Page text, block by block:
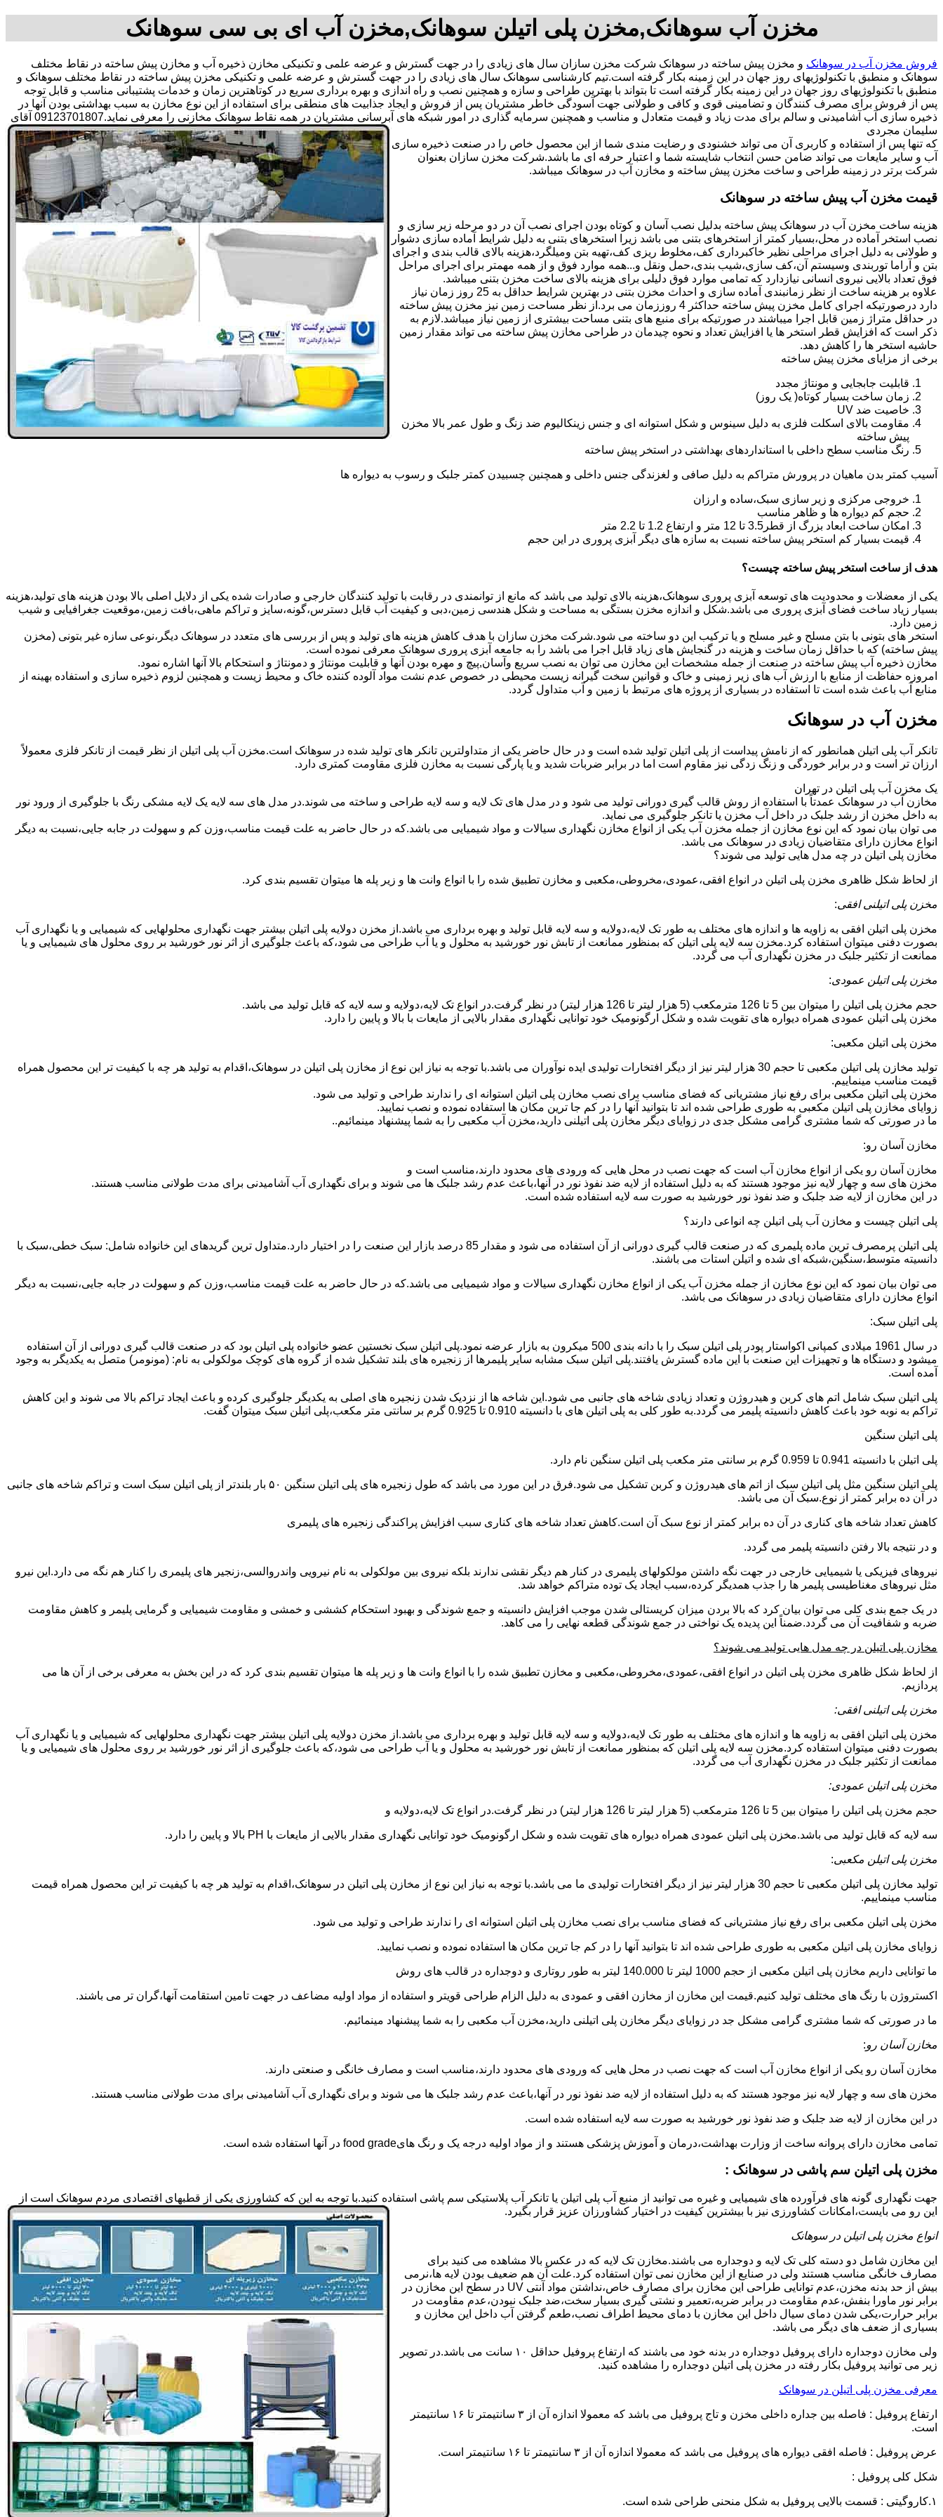
مخزن آب سوهانک,مخزن پلی اتیلن سوهانک,مخزن آب ای بی سی سوهانک
فروش مخزن آب در سوهانک و مخزن پیش ساخته در سوهانک شرکت مخزن سازان سال های زیادی را در جهت گسترش و عرضه علمی و تکنیکی مخازن ذخیره آب و مخازن پیش ساخته در نقاط مختلف
سوهانک و منطبق با تکنولوژیهای روز جهان در این زمینه بکار گرفته است.تیم کارشناسی سوهانک سال های زیادی را در جهت گسترش و عرضه علمی و تکنیکی مخزن پیش ساخته در نقاط مختلف سوهانک و
منطبق با تکنولوژیهای روز جهان در این زمینه بکار گرفته است تا بتواند با بهترین طراحی و سازه و همچنین نصب و راه اندازی و بهره برداری سریع در کوتاهترین زمان و خدمات پشتیبانی مناسب و قابل توجه
پس از فروش برای مصرف کنندگان و تضامینی قوی و کافی و طولانی جهت آسودگی خاطر مشتریان پس از فروش و ایجاد جذابیت های منطقی برای استفاده از این نوع مخازن به سبب بهداشتی بودن آنها در
ذخیره سازی آب آشامیدنی و سالم برای مدت زیاد و قیمت متعادل و مناسب و همچنین سرمایه گذاری در امور شبکه های آبرسانی مشتریان در همه نقاط سوهانک مخازنی را معرفی نماید.09123701807 آقای
سلیمان مجردی
که تنها پس از استفاده و کاربری آن می تواند خشنودی و رضایت مندی شما از این محصول خاص را در صنعت ذخیره سازی
آب و سایر مایعات می تواند ضامن حسن انتخاب شایسته شما و اعتبار حرفه ای ما باشد.شرکت مخزن سازان بعنوان
شرکت برتر در زمینه طراحی و ساخت مخزن پیش ساخته و مخازن آب در سوهانک میباشد.
قیمت مخزن آب پیش ساخته در سوهانک
هزینه ساخت مخزن آب در سوهانک پیش ساخته بدلیل نصب آسان و کوتاه بودن اجرای نصب آن در دو مرحله زیر سازی و
نصب استخر آماده در محل،بسیار کمتر از استخرهای بتنی می باشد زیرا استخرهای بتنی به دلیل شرایط آماده سازی دشوار
و طولانی به دلیل اجرای مراحلی نظیر خاکبرداری کف،مخلوط ریزی کف،تهیه بتن ومیلگرد،هزینه بالای قالب بندی و اجرای
بتن و آراما توربندی وسیستم آن،کف سازی،شیب بندی،حمل ونقل و...همه موارد فوق و از همه مهمتر برای اجرای مراحل
فوق تعداد بالایی نیروی انسانی نیازدارد که تمامی موارد فوق دلیلی برای هزینه بالای ساخت مخزن بتنی میباشد.
علاوه بر هزینه ساخت از نظر زمانبندی آماده سازی و احداث مخزن بتنی در بهترین شرایط حداقل به 25 روز زمان نیاز
دارد درصورتیکه اجرای کامل مخزن پیش ساخته حداکثر 4 روززمان می برد.از نظر مساحت زمین نیز مخزن پیش ساخته
در حداقل متراژ زمین قابل اجرا میباشند در صورتیکه برای منبع های بتنی مساحت بیشتری از زمین نیاز میباشد.لازم به
ذکر است که افزایش قطر استخر ها یا افزایش تعداد و نحوه چیدمان در طراحی مخازن پیش ساخته می تواند مقدار زمین
حاشیه استخر ها را کاهش دهد.
برخی از مزایای مخزن پیش ساخته
قابلیت جابجایی و مونتاژ مجدد
زمان ساخت بسیار کوتاه( یک روز)
خاصیت ضد UV
مقاومت بالای اسکلت فلزی به دلیل سینوس و شکل استوانه ای و جنس زینکالیوم ضد زنگ و طول عمر بالا مخزن
پیش ساخته
رنگ مناسب سطح داخلی با استانداردهای بهداشتی در استخر پیش ساخته
آسیب کمتر بدن ماهیان در پرورش متراکم به دلیل صافی و لغزندگی جنس داخلی و همچنین چسبیدن کمتر جلبک و رسوب به دیواره ها
خروجی مرکزی و زیر سازی سبک،ساده و ارزان
حجم کم دیواره ها و ظاهر مناسب
امکان ساخت ابعاد بزرگ از قطر3.5 تا 12 متر و ارتفاع 1.2 تا 2.2 متر
قیمت بسیار کم استخر پیش ساخته نسبت به سازه های دیگر آبزی پروری در این حجم
هدف از ساخت استخر پیش ساخته چیست؟
یکی از معضلات و محدودیت های توسعه آبزی پروری سوهانک،هزینه بالای تولید می باشد که مانع از توانمندی در رقابت با تولید کنندگان خارجی و صادرات شده یکی از دلایل اصلی بالا بودن هزینه های تولید،هزینه
بسیار زیاد ساخت فضای آبزی پروری می باشد.شکل و اندازه مخزن بستگی به مساحت و شکل هندسی زمین،دبی و کیفیت آب قابل دسترس،گونه،سایز و تراکم ماهی،بافت زمین،موقعیت جغرافیایی و شیب
زمین دارد.
استخر های بتونی با بتن مسلح و غیر مسلح و یا ترکیب این دو ساخته می شود.شرکت مخزن سازان با هدف کاهش هزینه های تولید و پس از بررسی های متعدد در سوهانک دیگر،نوعی سازه غیر بتونی (مخزن
پیش ساخته) که با حداقل زمان ساخت و هزینه در گنجایش های زیاد قابل اجرا می باشد را به جامعه آبزی پروری سوهانک معرفی نموده است.
مخازن ذخیره آب پیش ساخته در صنعت از جمله مشخصات این مخازن می توان به نصب سریع وآسان,پیچ و مهره بودن آنها و قابلیت مونتاژ و دمونتاژ و استحکام بالا آنها اشاره نمود.
امروزه حفاظت از منابع با ارزش آب های زیر زمینی و خاک و قوانین سخت گیرانه زیست محیطی در خصوص عدم نشت مواد آلوده کننده خاک و محیط زیست و همچنین لزوم ذخیره سازی و استفاده بهینه از
منابع آب باعث شده است تا استفاده در بسیاری از پروژه های مرتبط با زمین و آب متداول گردد.
مخزن آب در سوهانک
تانکر آب پلی اتیلن همانطور که از نامش پیداست از پلی اتیلن تولید شده است و در حال حاضر یکی از متداولترین تانکر های تولید شده در سوهانک است.مخزن آب پلی اتیلن از نظر قیمت از تانکر فلزی معمولاً
ارزان تر است و در برابر خوردگی و زنگ زدگی نیز مقاوم است اما در برابر ضربات شدید و یا پارگی نسبت به مخازن فلزی مقاومت کمتری دارد.
یک مخزن آب پلی اتیلن در تهران
مخازن آب در سوهانک عمدتاً با استفاده از روش قالب گیری دورانی تولید می شود و در مدل های تک لایه و سه لایه طراحی و ساخته می شوند.در مدل های سه لایه یک لایه مشکی رنگ با جلوگیری از ورود نور
به داخل مخزن از رشد جلبک در داخل آب مخزن یا تانکر جلوگیری می نماید.
می توان بیان نمود که این نوع مخازن از جمله مخزن آب یکی از انواع مخازن نگهداری سیالات و مواد شیمیایی می باشد.که در حال حاضر به علت قیمت مناسب،وزن کم و سهولت در جابه جایی،نسبت به دیگر
انواع مخازن دارای متقاضیان زیادی در سوهانک می باشد.
مخازن پلی اتیلن در چه مدل هایی تولید می شوند؟
از لحاظ شکل ظاهری مخزن پلی اتیلن در انواع افقی،عمودی،مخروطی،مکعبی و مخازن تطبیق شده را با انواع وانت ها و زیر پله ها میتوان تقسیم بندی کرد.
مخزن پلی اتیلنی افقی:
مخزن پلی اتیلن افقی به زاویه ها و اندازه های مختلف به طور تک لایه،دولایه و سه لایه قابل تولید و بهره برداری می باشد.از مخزن دولایه پلی اتیلن بیشتر جهت نگهداری محلولهایی که شیمیایی و یا نگهداری آب
بصورت دفنی میتوان استفاده کرد.مخزن سه لایه پلی اتیلن که بمنظور ممانعت از تابش نور خورشید به محلول و یا آب طراحی می شود،که باعث جلوگیری از اثر نور خورشید بر روی محلول های شیمیایی و یا
ممانعت از تکثیر جلبک در مخزن نگهداری آب می گردد.
مخزن پلی اتیلن عمودی:
حجم مخزن پلی اتیلن را میتوان بین 5 تا 126 مترمکعب (5 هزار لیتر تا 126 هزار لیتر) در نظر گرفت.در انواع تک لایه،دولایه و سه لایه که قابل تولید می باشد.
مخزن پلی اتیلن عمودی همراه دیواره های تقویت شده و شکل ارگونومیک خود توانایی نگهداری مقدار بالایی از مایعات با بالا و پایین را دارد.
مخزن پلی اتیلن مکعبی:
تولید مخازن پلی اتیلن مکعبی تا حجم 30 هزار لیتر نیز از دیگر افتخارات تولیدی ایده نوآوران می باشد.با توجه به نیاز این نوع از مخازن پلی اتیلن در سوهانک،اقدام به تولید هر چه با کیفیت تر این محصول همراه
قیمت مناسب مینماییم.
مخزن پلی اتیلن مکعبی برای رفع نیاز مشتریانی که فضای مناسب برای نصب مخازن پلی اتیلن استوانه ای را ندارند طراحی و تولید می شود.
زوایای مخازن پلی اتیلن مکعبی به طوری طراحی شده اند تا بتوانید آنها را در کم جا ترین مکان ها استفاده نموده و نصب نمایید.
ما در صورتی که شما مشتری گرامی مشکل جدی در زوایای دیگر مخازن پلی اتیلنی دارید،مخزن آب مکعبی را به شما پیشنهاد مینمائیم..
مخازن آسان رو:
مخازن آسان رو یکی از انواع مخازن آب است که جهت نصب در محل هایی که ورودی های محدود دارند،مناسب است و
مخزن های سه و چهار لایه نیز موجود هستند که به دلیل استفاده از لایه ضد نفوذ نور در آنها،باعث عدم رشد جلبک ها می شوند و برای نگهداری آب آشامیدنی برای مدت طولانی مناسب هستند.
در این مخازن از لایه ضد جلبک و ضد نفوذ نور خورشید به صورت سه لایه استفاده شده است.
پلی اتیلن چیست و مخازن آب پلی اتیلن چه انواعی دارند؟
پلی اتیلن پرمصرف ترین ماده پلیمری که در صنعت قالب گیری دورانی از آن استفاده می شود و مقدار 85 درصد بازار این صنعت را در اختیار دارد.متداول ترین گریدهای این خانواده شامل: سبک خطی،سبک با
دانسیته متوسط،سنگین،شبکه ای شده و اتیلن استات می باشند.
می توان بیان نمود که این نوع مخازن از جمله مخزن آب یکی از انواع مخازن نگهداری سیالات و مواد شیمیایی می باشد.که در حال حاضر به علت قیمت مناسب،وزن کم و سهولت در جابه جایی،نسبت به دیگر
انواع مخازن دارای متقاضیان زیادی در سوهانک می باشد.
پلی اتیلن سبک:
در سال 1961 میلادی کمپانی اکواستار پودر پلی اتیلن سبک را با دانه بندی 500 میکرون به بازار عرضه نمود.پلی اتیلن سبک نخستین عضو خانواده پلی اتیلن بود که در صنعت قالب گیری دورانی از آن استفاده
میشود و دستگاه ها و تجهیزات این صنعت با این ماده گسترش یافتند.پلی اتیلن سبک مشابه سایر پلیمرها از زنجیره های بلند تشکیل شده از گروه های کوچک مولکولی به نام: (مونومر) متصل به یکدیگر به وجود
آمده است.
پلی اتیلن سبک شامل اتم های کربن و هیدروژن و تعداد زیادی شاخه های جانبی می شود.این شاخه ها از نزدیک شدن زنجیره های اصلی به یکدیگر جلوگیری کرده و باعث ایجاد تراکم بالا می شوند و این کاهش
تراکم به نوبه خود باعث کاهش دانسیته پلیمر می گردد.به طور کلی به پلی اتیلن های با دانسیته 0.910 تا 0.925 گرم بر سانتی متر مکعب،پلی اتیلن سبک میتوان گفت.
پلی اتیلن سنگین
پلی اتیلن با دانسیته 0.941 تا 0.959 گرم بر سانتی متر مکعب پلی اتیلن سنگین نام دارد.
پلی اتیلن سنگین مثل پلی اتیلن سبک از اتم های هیدروژن و کربن تشکیل می شود.فرق در این مورد می باشد که طول زنجیره های پلی اتیلن سنگین ۵۰ بار بلندتر از پلی اتیلن سبک است و تراکم شاخه های جانبی
در آن ده برابر کمتر از نوع.سبک آن می باشد.
کاهش تعداد شاخه های کناری در آن ده برابر کمتر از نوع سبک آن است.کاهش تعداد شاخه های کناری سبب افزایش پراکندگی زنجیره های پلیمری
و در نتیجه بالا رفتن دانسیته پلیمر می گردد.
نیروهای فیزیکی یا شیمیایی خارجی در جهت نگه داشتن مولکولهای پلیمری در کنار هم دیگر نقشی ندارند بلکه نیروی بین مولکولی به نام نیرویی واندروالسی،زنجیر های پلیمری را کنار هم نگه می دارد.این نیرو
مثل نیروهای مغناطیسی پلیمر ها را جذب همدیگر کرده،سبب ایجاد یک توده متراکم خواهد شد.
در یک جمع بندی کلی می توان بیان کرد که بالا بردن میزان کریستالی شدن موجب افزایش دانسیته و جمع شوندگی و بهبود استحکام کششی و خمشی و مقاومت شیمیایی و گرمایی پلیمر و کاهش مقاومت
ضربه و شفافیت آن می گردد.ضمناً این پدیده یک نواختی در جمع شوندگی قطعه نهایی را می کاهد.
مخازن پلی اتیلن در چه مدل هایی تولید می شوند؟
از لحاظ شکل ظاهری مخزن پلی اتیلن در انواع افقی،عمودی،مخروطی،مکعبی و مخازن تطبیق شده را با انواع وانت ها و زیر پله ها میتوان تقسیم بندی کرد که در این بخش به معرفی برخی از آن ها می
پردازیم.
مخزن پلی اتیلنی افقی:
مخزن پلی اتیلن افقی به زاویه ها و اندازه های مختلف به طور تک لایه،دولایه و سه لایه قابل تولید و بهره برداری می باشد.از مخزن دولایه پلی اتیلن بیشتر جهت نگهداری محلولهایی که شیمیایی و یا نگهداری آب
بصورت دفنی میتوان استفاده کرد.مخزن سه لایه پلی اتیلن که بمنظور ممانعت از تابش نور خورشید به محلول و یا آب طراحی می شود،که باعث جلوگیری از اثر نور خورشید بر روی محلول های شیمیایی و یا
ممانعت از تکثیر جلبک در مخزن نگهداری آب می گردد.
مخزن پلی اتیلن عمودی:
حجم مخزن پلی اتیلن را میتوان بین 5 تا 126 مترمکعب (5 هزار لیتر تا 126 هزار لیتر) در نظر گرفت.در انواع تک لایه،دولایه و
سه لایه که قابل تولید می باشد.مخزن پلی اتیلن عمودی همراه دیواره های تقویت شده و شکل ارگونومیک خود توانایی نگهداری مقدار بالایی از مایعات با PH بالا و پایین را دارد.
مخزن پلی اتیلن مکعبی:
تولید مخازن پلی اتیلن مکعبی تا حجم 30 هزار لیتر نیز از دیگر افتخارات تولیدی ما می باشد.با توجه به نیاز این نوع از مخازن پلی اتیلن در سوهانک،اقدام به تولید هر چه با کیفیت تر این محصول همراه قیمت
مناسب مینماییم.
مخزن پلی اتیلن مکعبی برای رفع نیاز مشتریانی که فضای مناسب برای نصب مخازن پلی اتیلن استوانه ای را ندارند طراحی و تولید می شود.
زوایای مخازن پلی اتیلن مکعبی به طوری طراحی شده اند تا بتوانید آنها را در کم جا ترین مکان ها استفاده نموده و نصب نمایید.
ما توانایی داریم مخازن پلی اتیلن مکعبی از حجم 1000 لیتر تا 140.000 لیتر به طور روتاری و دوجداره در قالب های روش
اکستروژن با رنگ های مختلف تولید کنیم.قیمت این مخازن از مخازن افقی و عمودی به دلیل الزام طراحی قویتر و استفاده از مواد اولیه مضاعف در جهت تامین استقامت آنها،گران تر می باشند.
ما در صورتی که شما مشتری گرامی مشکل جد در زوایای دیگر مخازن پلی اتیلنی دارید،مخزن آب مکعبی را به شما پیشنهاد مینمائیم.
مخازن آسان رو:
مخازن آسان رو یکی از انواع مخازن آب است که جهت نصب در محل هایی که ورودی های محدود دارند،مناسب است و مصارف خانگی و صنعتی دارند.
مخزن های سه و چهار لایه نیز موجود هستند که به دلیل استفاده از لایه ضد نفوذ نور در آنها،باعث عدم رشد جلبک ها می شوند و برای نگهداری آب آشامیدنی برای مدت طولانی مناسب هستند.
در این مخازن از لایه ضد جلبک و ضد نفوذ نور خورشید به صورت سه لایه استفاده شده است.
تمامی مخازن دارای پروانه ساخت از وزارت بهداشت،درمان و آموزش پزشکی هستند و از مواد اولیه درجه یک و رنگ هایfood grade در آنها استفاده شده است.
مخزن پلی اتیلن سم پاشی در سوهانک :
جهت نگهداری گونه های فرآورده های شیمیایی و غیره می توانید از منبع آب پلی اتیلن یا تانکر آب پلاستیکی سم پاشی استفاده کنید.با توجه به این که کشاورزی یکی از قطبهای اقتصادی مردم سوهانک است از
این رو می بایست،امکانات کشاورزی نیز با بیشترین کیفیت در اختیار کشاورزان عزیز قرار بگیرد.
انواع مخزن پلی اتیلن در سوهانک
این مخازن شامل دو دسته کلی تک لایه و دوجداره می باشند.مخازن تک لایه که در عکس بالا مشاهده می کنید برای
مصارف خانگی مناسب هستند ولی در صنایع از این مخازن نمی توان استفاده کرد.علت آن هم ضعیف بودن لایه ها،نرمی
بیش از حد بدنه مخزن،عدم توانایی طراحی این مخازن برای مصارف خاص،نداشتن مواد آنتی UV در سطح این مخازن در
برابر نور ماورا بنفش،عدم مقاومت در برابر ضربه،تعمیر و نشتی گیری بسیار سخت،ضد جلبک نبودن،عدم مقاومت در
برابر حرارت،یکی شدن دمای سیال داخل این مخازن با دمای محیط اطراف نصب،طعم گرفتن آب داخل این مخازن و
بسیاری از ضعف های دیگر می باشد.
ولی مخازن دوجداره دارای پروفیل دوجداره در بدنه خود می باشند که ارتفاع پروفیل حداقل ۱۰ سانت می باشد.در تصویر
زیر می توانید پروفیل بکار رفته در مخزن پلی اتیلن دوجداره را مشاهده کنید.
معرفی مخزن پلی اتیلن در سوهانک
ارتفاع پروفیل : فاصله بین جداره داخلی مخزن و تاج پروفیل می باشد که معمولا اندازه آن از ۳ سانتیمتر تا ۱۶ سانتیمتر
است.
عرض پروفیل : فاصله افقی دیواره های پروفیل می باشد که معمولا اندازه آن از ۳ سانتیمتر تا ۱۶ سانتیمتر است.
شکل کلی پروفیل :
۱.کاروگیتی : قسمت بالایی پروفیل به شکل منحنی طراحی شده است.